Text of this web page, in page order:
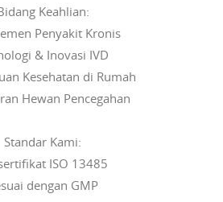
Keahlian:
Penyakit Kronis
& Inovasi IVD
Kesehatan di Rumah
Hewan Pencegahan
Standar Kami:
ISO 13485
dengan GMP